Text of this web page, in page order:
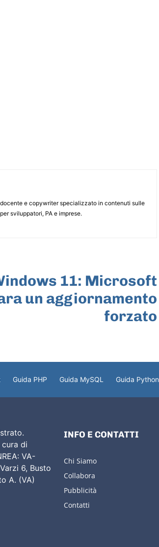
e copywriter specializzato in contenuti sulle
sviluppatori, PA e imprese.
11: Microsoft
un aggiornamento
forzato
Guida PHP Guida MySQL Guida Python
di
VA-
6, Busto
A. (VA)
INFO E CONTATTI
Chi Siamo
Collabora
Pubblicità
Contatti